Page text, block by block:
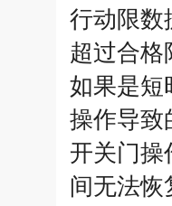
行动限数
超过合格
如果是短
操作导致
开关门
间无法